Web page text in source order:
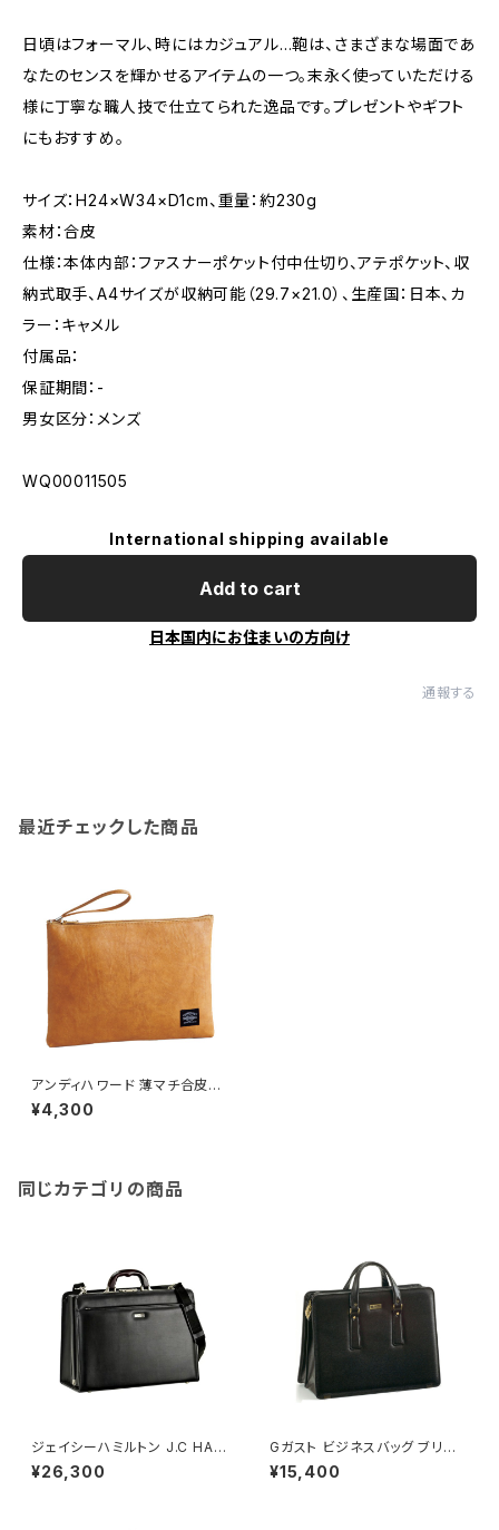
日頃はフォーマル、時にはカジュアル…鞄は、さまざまな場面であ
なたのセンスを輝かせるアイテムの一つ。末永く使っていただける
様に丁寧な職人技で仕立てられた逸品です。プレゼントやギフト
にもおすすめ。
サイズ：H24×W34×D1cm、重量：約230g
素材：合皮
仕様：本体内部：ファスナーポケット付中仕切り、アテポケット、収
納式取手、A4サイズが収納可能（29.7×21.0）、生産国：日本、カ
ラー：キャメル
付属品：
保証期間：-
男女区分：メンズ
WQ00011505
International shipping available
Add to cart
日本国内にお住まいの方向け
通報する
最近チェックした商品
アンディハワード 薄マチ合皮ク
ラッチバッグ メンズ 23470 キャ
メル 国内正規 キャメル
¥4,300
同じカテゴリの商品
ジェイシーハミルトン J.C HAM
ILTON ビジネスバッグ メンズ 2
2320-1H 木手シリーズ ブラッ
¥26,300
Gガスト ビジネスバッグ ブリー
フケース メンズ 22026 ブラッ
ク 国内正規 ブラック
¥15,400